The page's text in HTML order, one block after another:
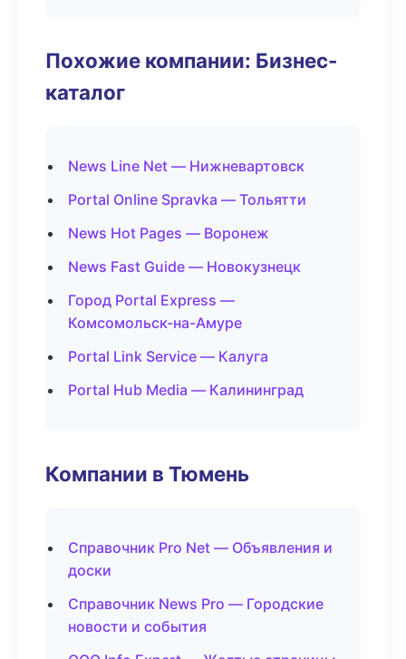
Похожие компании: Бизнес-
каталог
News Line Net — Нижневартовск
Portal Online Spravka — Тольятти
News Hot Pages — Воронеж
News Fast Guide — Новокузнецк
Город Portal Express —
Комсомольск-на-Амуре
Portal Link Service — Калуга
Portal Hub Media — Калининград
Компании в Тюмень
Справочник Pro Net — Объявления и
доски
Справочник News Pro — Городские
новости и события